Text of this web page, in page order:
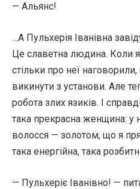
— Альянс!
…А Пульхерія Іванівна
Це славетна людина. Коли
стільки про неї
викинути з установи. Але
робота злих язиків. І
така прекрасна женщина: у
волосся — золотом, що я
така енергійна, така
— Пульхеріє Іванівно! —